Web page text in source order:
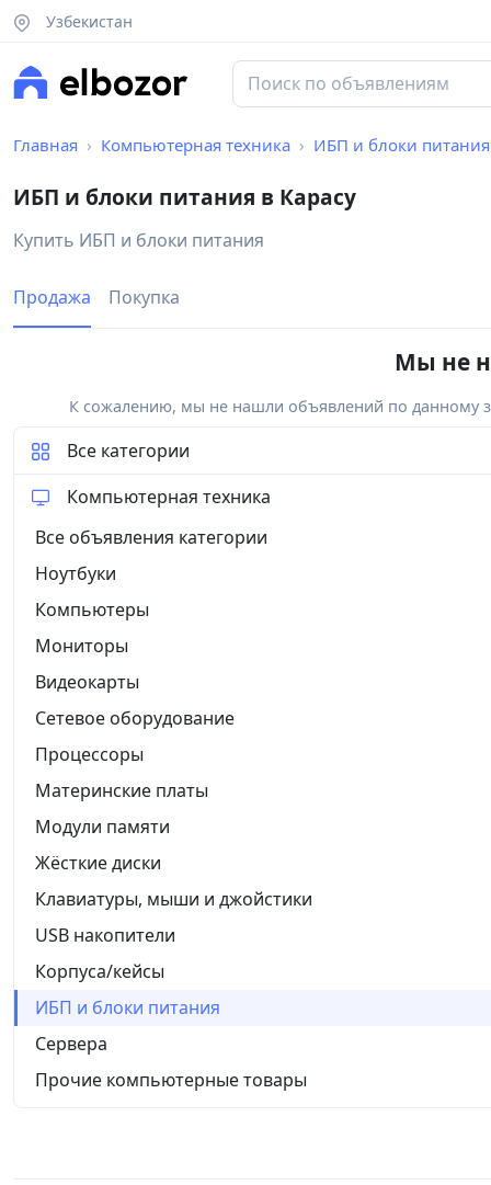
Узбекистан
Главная Компьютерная техника ИБП и блоки питания
ИБП и блоки питания в Карасу
Купить ИБП и блоки питания
Продажа Покупка
Мы не
К сожалению, мы не нашли объявлений по данному
Все категории
Компьютерная техника
Все объявления категории
Ноутбуки
Компьютеры
Мониторы
Видеокарты
Сетевое оборудование
Процессоры
Материнские платы
Модули памяти
Жёсткие диски
Клавиатуры, мыши и джойстики
USB накопители
Корпуса/кейсы
ИБП и блоки питания
Сервера
Прочие компьютерные товары